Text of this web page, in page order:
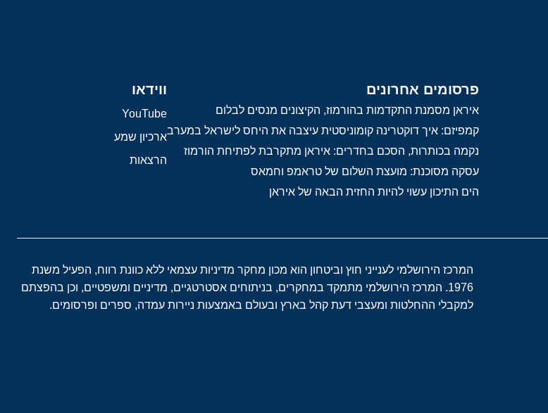
פרסומים אחרונים
איראן מסמנת התקדמות בהורמוז, הקיצונים מנסים לבלום
קמפיזם: איך דוקטרינה קומוניסטית עיצבה את היחס לישראל במערב
נקמה בכותרות, הסכם בחדרים: איראן מתקרבת לפתיחת הורמוז
עסקה מסוכנת: מועצת השלום של טראמפ וחמאס
הים התיכון עשוי להיות החזית הבאה של איראן
ווידאו
YouTube
ארכיון שמע
הרצאות
המרכז הירושלמי לענייני חוץ וביטחון הוא מכון מחקר מדיניות עצמאי ללא כוונת רווח, הפעיל משנת
1976. המרכז הירושלמי מתמקד במחקרים, בניתוחים אסטרטגיים, מדיניים ומשפטיים, וכן בהפצתם
למקבלי ההחלטות ומעצבי דעת קהל בארץ ובעולם באמצעות ניירות עמדה, ספרים ופרסומים.